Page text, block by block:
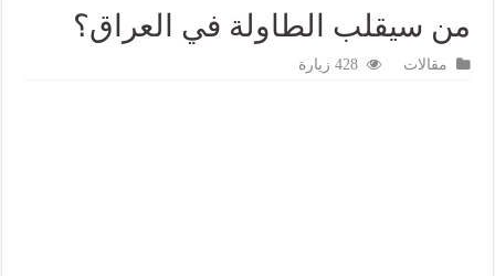
من سيقلب الطاولة في العراق؟
مقالات 428 زيارة